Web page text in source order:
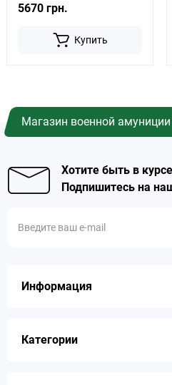
5670 грн.
Купить
Магазин военной амуниции
Хотите быть в
Подпишитесь на
Информация
Категории